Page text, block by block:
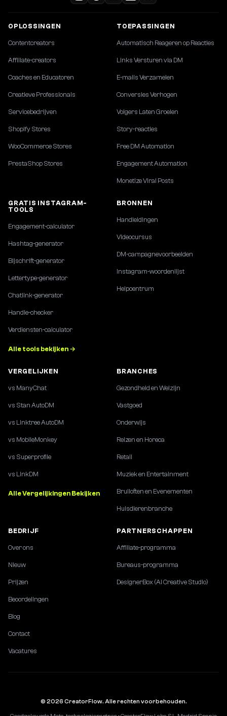
OPLOSSINGEN
Contentcreators
Affiliate-creators
Coaches en Educatoren
Creatieve Professionals
Servicebedrijven
Shopify Stores
WooCommerce Stores
PrestaShop Stores
TOEPASSINGEN
Automatisch Reageren op Reacties
Links Versturen via DM
E-mails Verzamelen
Conversies Verhogen
Volgers Laten Groeien
Story-reacties
Free DM Automation
Engagement Automation
Monetize Viral Posts
GRATIS INSTAGRAM-
TOOLS
Engagement-calculator
Hashtag-generator
Bijschrift-generator
Lettertype-generator
Chatlink-generator
Handle-checker
Verdiensten-calculator
Alle tools bekijken →
BRONNEN
Handleidingen
Videocursus
DM-campagnevoorbeelden
Instagram-woordenlijst
Helpcentrum
VERGELIJKEN
vs ManyChat
vs Stan AutoDM
vs Linktree AutoDM
vs MobileMonkey
vs Superprofile
vs LinkDM
Alle Vergelijkingen Bekijken
BRANCHES
Gezondheid en Welzijn
Vastgoed
Onderwijs
Reizen en Horeca
Retail
Muziek en Entertainment
Bruiloften en Evenementen
Huisdierenbranche
BEDRIJF
Over ons
Nieuw
Prijzen
Beoordelingen
Blog
Contact
Vacatures
PARTNERSCHAPPEN
Affiliate-programma
Bureaus-programma
DesignerBox (AI Creative Studio)
© 2026 CreatorFlow. Alle rechten voorbehouden.